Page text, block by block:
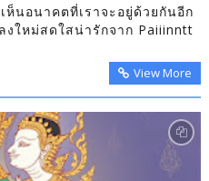
ห็นอนาคตที่เราจะอยู่ด้วยกันอีก
งใหม่สดใสน่ารักจาก Paiiinntt
View More